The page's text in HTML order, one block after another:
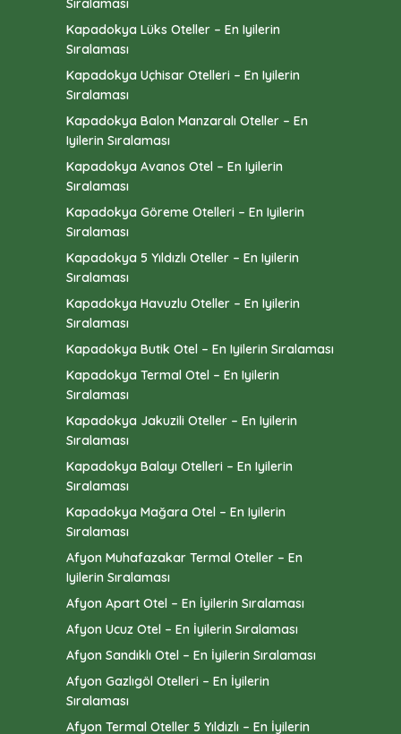
Sıralaması
Kapadokya Lüks Oteller – En Iyilerin
Sıralaması
Kapadokya Uçhisar Otelleri – En Iyilerin
Sıralaması
Kapadokya Balon Manzaralı Oteller – En
Iyilerin Sıralaması
Kapadokya Avanos Otel – En Iyilerin
Sıralaması
Kapadokya Göreme Otelleri – En Iyilerin
Sıralaması
Kapadokya 5 Yıldızlı Oteller – En Iyilerin
Sıralaması
Kapadokya Havuzlu Oteller – En Iyilerin
Sıralaması
Kapadokya Butik Otel – En Iyilerin Sıralaması
Kapadokya Termal Otel – En Iyilerin
Sıralaması
Kapadokya Jakuzili Oteller – En Iyilerin
Sıralaması
Kapadokya Balayı Otelleri – En Iyilerin
Sıralaması
Kapadokya Mağara Otel – En Iyilerin
Sıralaması
Afyon Muhafazakar Termal Oteller – En
Iyilerin Sıralaması
Afyon Apart Otel – En İyilerin Sıralaması
Afyon Ucuz Otel – En İyilerin Sıralaması
Afyon Sandıklı Otel – En İyilerin Sıralaması
Afyon Gazlıgöl Otelleri – En İyilerin
Sıralaması
Afyon Termal Oteller 5 Yıldızlı – En İyilerin